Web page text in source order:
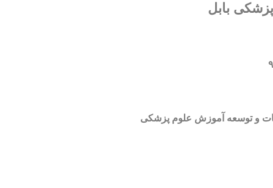
بابل
و توسعه آموزش علوم پزشکی